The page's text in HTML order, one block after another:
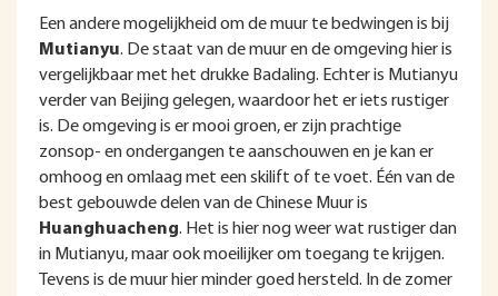
Een andere mogelijkheid om de muur te bedwingen is bij
Mutianyu. De staat van de muur en de omgeving hier is
vergelijkbaar met het drukke Badaling. Echter is Mutianyu
verder van Beijing gelegen, waardoor het er iets rustiger
is. De omgeving is er mooi groen, er zijn prachtige
zonsop- en ondergangen te aanschouwen en je kan er
omhoog en omlaag met een skilift of te voet. Één van de
best gebouwde delen van de Chinese Muur is
Huanghuacheng. Het is hier nog weer wat rustiger dan
in Mutianyu, maar ook moeilijker om toegang te krijgen.
Tevens is de muur hier minder goed hersteld. In de zomer